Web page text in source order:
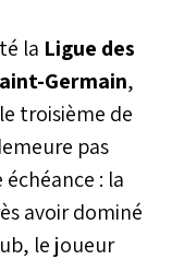
la Ligue des
Germain,
troisième de
pas
: la
avoir dominé
le joueur